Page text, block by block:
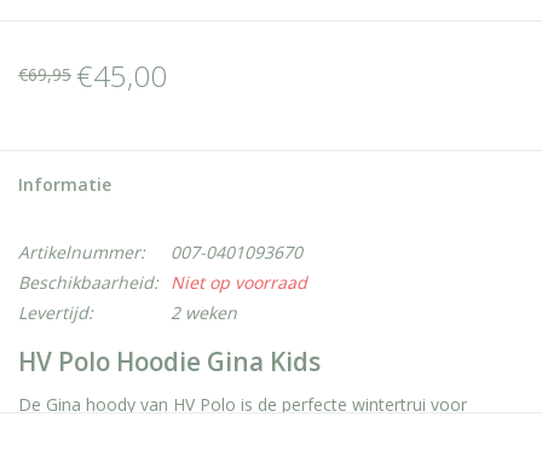
€69,95 €45,00
Informatie
Artikelnummer:
007-0401093670
Beschikbaarheid: Niet op voorraad
Levertijd:
2 weken
HV Polo Hoodie Gina Kids
De Gina hoody van HV Polo is de perfecte wintertrui voor